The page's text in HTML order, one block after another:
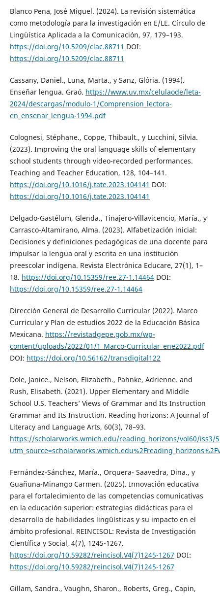
Blanco Pena, José Miguel. (2024). La revisión sistemática
como metodología para la investigación en E/LE. Círculo de
Lingüística Aplicada a la Comunicación, 97, 179–193.
https://doi.org/10.5209/clac.88711 DOI:
https://doi.org/10.5209/clac.88711
Cassany, Daniel., Luna, Marta., y Sanz, Glória. (1994).
Enseñar lengua. Graó. https://www.uv.mx/celulaode/leta-
2024/descargas/modulo-1/Comprension_lectora-
en_ensenar_lengua-1994.pdf
Colognesi, Stéphane., Coppe, Thibault., y Lucchini, Silvia.
(2023). Improving the oral language skills of elementary
school students through video-recorded performances.
Teaching and Teacher Education, 128, 104–141.
https://doi.org/10.1016/j.tate.2023.104141 DOI:
https://doi.org/10.1016/j.tate.2023.104141
Delgado-Gastélum, Glenda., Tinajero-Villavicencio, María., y
Carrasco-Altamirano, Alma. (2023). Alfabetización inicial:
Decisiones y definiciones pedagógicas de una docente para
impulsar la lengua oral y escrita en una institución
preescolar indígena. Revista Electrónica Educare, 27(1), 1–
18. https://doi.org/10.15359/ree.27-1.14464DOI:
https://doi.org/10.15359/ree.27-1.14464
Dirección General de Desarrollo Curricular (2022). Marco
Curricular y Plan de estudios 2022 de la Educación Básica
Mexicana. https://revistadgepe.gob.mx/wp-
content/uploads/2022/01/1_Marco-Curricular_ene2022.pdf
DOI: https://doi.org/10.56162/transdigital122
Dole, Janice., Nelson, Elizabeth., Pahnke, Adrienne. and
Rush, Elisabeth. (2021). Upper Elementary and Middle
School U.S. Teachers’ Views of Grammar and Its Instruction
Grammar and Its Instruction. Reading horizons: A Journal of
Literacy and Language Arts, 60(3), 78–93.
https://scholarworks.wmich.edu/reading_horizons/vol60/iss3/
Fernández-Sánchez, María., Orquera- Saavedra, Dina., y
Guañuna-Minango Carmen. (2025). Innovación educativa
para el fortalecimiento de las competencias comunicativas
en la educación superior: estrategias didácticas para el
desarrollo de habilidades lingüísticas y su impacto en el
ámbito profesional. REINCISOL: Revista de Investigación
Científica y Social, 4(7), 1245-1267.
https://doi.org/10.59282/reincisol.V4(7)1245-1267 DOI:
https://doi.org/10.59282/reincisol.V4(7)1245-1267
Gillam, Sandra., Vaughn, Sharon., Roberts, Greg., Capin,